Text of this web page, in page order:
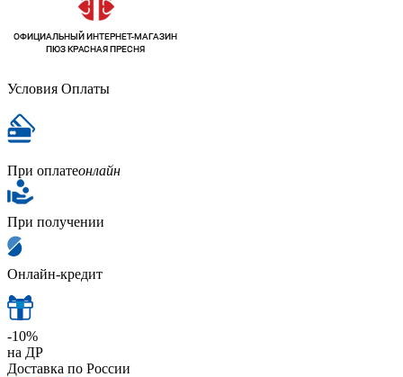
Условия Оплаты
При оплатеонлайн
При получении
Онлайн-кредит
-10%
на ДР
Доставка по России